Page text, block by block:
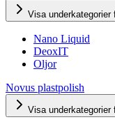
Visa underkategorier
Nano Liquid
DeoxIT
Oljor
Novus plastpolish
Visa